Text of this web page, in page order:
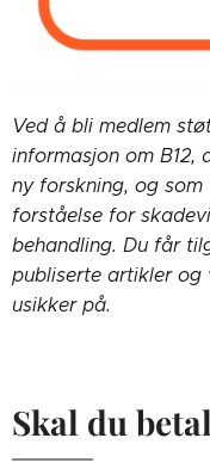
Ved å bli medlem
informasjon om B12,
ny forskning, og
forståelse for
behandling. Du får
publiserte artikler og
usikker på.
Skal du